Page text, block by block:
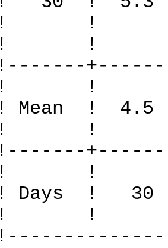
!
!
!-------
!
! Mean ! 4.5
!
!-------
!
! Days
!